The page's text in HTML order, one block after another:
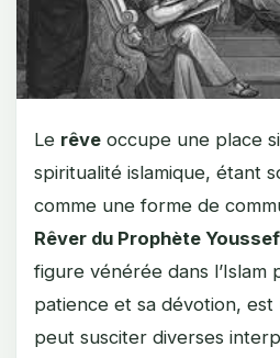
Le rêve occupe une place
spiritualité islamique, étant
comme une forme de
Rêver du Prophète Youssef
figure vénérée dans l’Islam
patience et sa dévotion,
peut susciter diverses